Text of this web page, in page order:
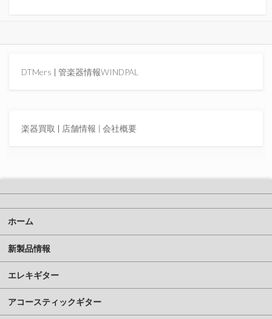
DTMers | 管楽器情報WINDPAL
楽器買取 | 店舗情報 | 会社概要
ホーム
新製品情報
エレキギター
アコースティックギター